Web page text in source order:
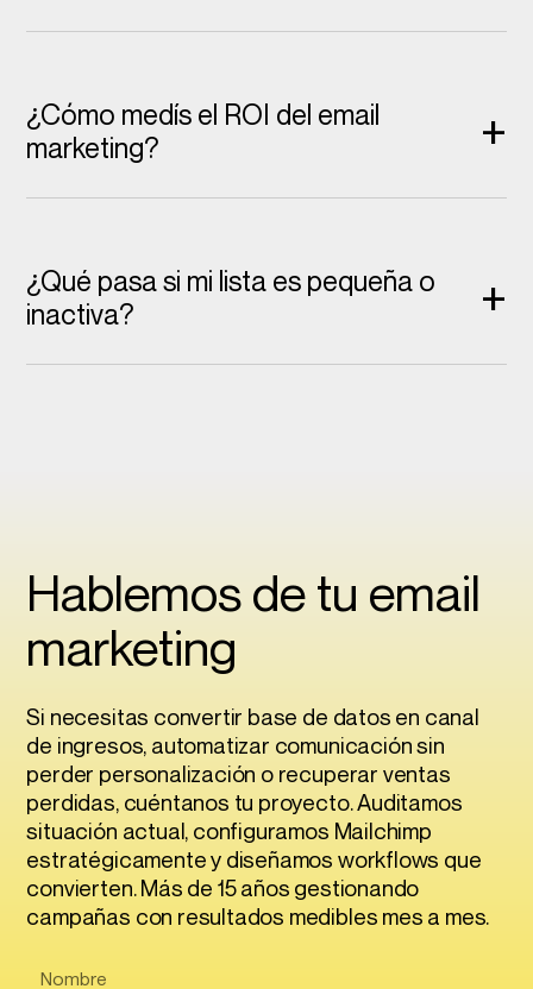
¿Cómo medís el ROI del email
marketing?
+
¿Qué pasa si mi lista es pequeña o
inactiva?
+
Hablemos de tu email
marketing
Si necesitas convertir base de datos en canal
de ingresos, automatizar comunicación sin
perder personalización o recuperar ventas
perdidas, cuéntanos tu proyecto. Auditamos
situación actual, configuramos Mailchimp
estratégicamente y diseñamos workflows que
convierten. Más de 15 años gestionando
campañas con resultados medibles mes a mes.